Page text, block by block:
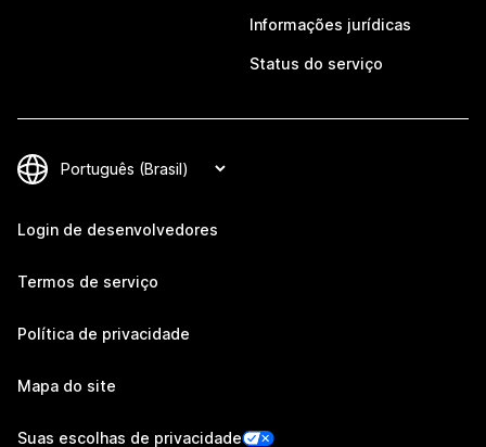
Informações jurídicas
Status do serviço
Login de desenvolvedores
Termos de serviço
Política de privacidade
Mapa do site
Suas escolhas de privacidade